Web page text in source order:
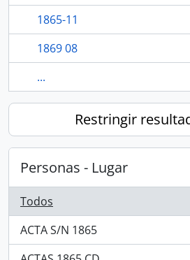
1865-11
1869 08
...
Restringir
Personas - Lugar
Todos
ACTA S/N 1865
, 1 resultados